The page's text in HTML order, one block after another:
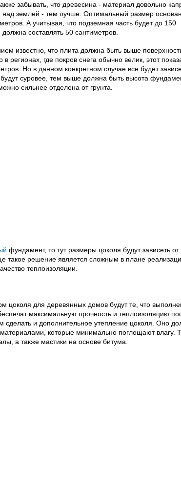
забывать, что древесина - материал довольно
землей - тем лучше. Оптимальный размер
А учитывая, что подземная часть будет до 150
составлять 50 сантиметров.
известно, что плита должна быть выше
регионах, где покров снега обычно велик, этот
Но в данном конкретном случае все будет
суровее, тем выше должна быть высота
сильнее отделена от грунта.
фундамент, то тут размеры цоколя будут зависеть
такое решение является сложным в плане
теплоизоляции.
цоколя для деревянных домов будут те, что
максимальную прочность и теплоизоляцию
сделать и дополнительное утепление цоколя. Оно
которые минимально поглощают влагу.
а также мастики на основе битума.